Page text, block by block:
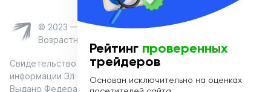
© 2023 — Coinmania
Возрастное ограничение 16+
Свидетельство о регистрации средства массовой
информации Эл № ФС 77-74908 от «25» января 2019 г.
Выдано Федеральной службой по надзору в сфере связи,
Рейтинг проверенных
трейдеров
Основан исключительно на оценках